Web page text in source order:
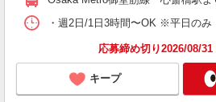
・週2日/1日3時間〜OK ※平日の
応募締め切り2026/08/31
キープ